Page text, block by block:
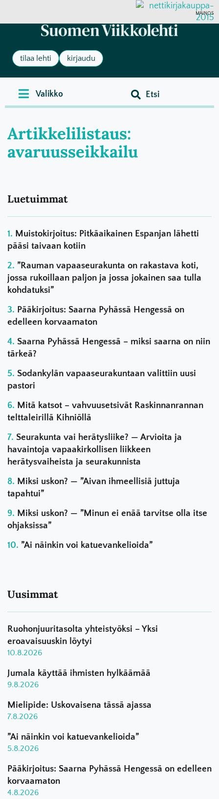
MAINOS
tilaa lehti kirjaudu
Artikkelilistaus:
avaruusseikkailu
Luetuimmat
Muistokirjoitus: Pitkäaikainen Espanjan lähetti
pääsi taivaan kotiin
”Rauman vapaaseurakunta on rakastava koti,
jossa rukoillaan paljon ja jossa jokainen saa tulla
kohdatuksi”
Pääkirjoitus: Saarna Pyhässä Hengessä on
edelleen korvaamaton
Saarna Pyhässä Hengessä – miksi saarna on niin
tärkeä?
Sodankylän vapaaseurakuntaan valittiin uusi
pastori
Mitä katsot – vahvuusetsivät Raskinnanrannan
telttaleirillä Kihniöllä
Seurakunta vai herätysliike? — Arvioita ja
havaintoja vapaakirkollisen liikkeen
herätysvaiheista ja seurakunnista
Miksi uskon? — ”Aivan ihmeellisiä juttuja
tapahtui”
Miksi uskon? — ”Minun ei enää tarvitse olla itse
ohjaksissa”
”Ai näinkin voi katuevankelioida”
Uusimmat
Ruohonjuuritasolta yhteistyöksi – Yksi
eroavaisuuskin löytyi
10.8.2026
Jumala käyttää ihmisten hylkäämää
9.8.2026
Mielipide: Uskovaisena tässä ajassa
7.8.2026
”Ai näinkin voi katuevankelioida”
5.8.2026
Pääkirjoitus: Saarna Pyhässä Hengessä on edelleen
korvaamaton
4.8.2026